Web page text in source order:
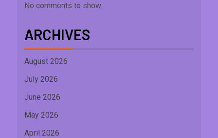
No comments to show.
ARCHIVES
August 2026
July 2026
June 2026
May 2026
April 2026